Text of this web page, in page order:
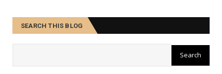
SEARCH THIS BLOG